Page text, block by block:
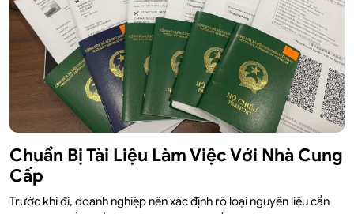
Chuẩn Bị Tài Liệu Làm Việc Với Nhà Cung
Cấp
Trước khi đi, doanh nghiệp nên xác định rõ loại nguyên liệu cần